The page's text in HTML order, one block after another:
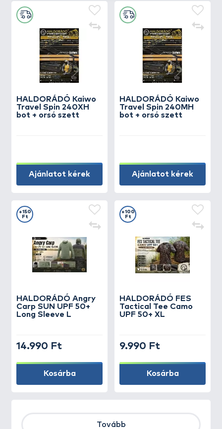
HALDORÁDÓ Kaiwo
Travel Spin 240XH
bot + orsó szett
Ajánlatot kérek
HALDORÁDÓ Kaiwo
Travel Spin 240MH
bot + orsó szett
Ajánlatot kérek
HALDORÁDÓ Angry
Carp SUN UPF 50+
Long Sleeve L
+150
Ft
14.990 Ft
Kosárba
HALDORÁDÓ FES
Tactical Tee Camo
UPF 50+ XL
+100
Ft
9.990 Ft
Kosárba
Tovább